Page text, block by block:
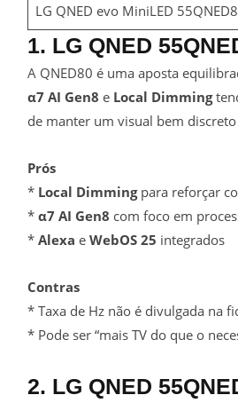
LG QNED evo MiniLED
1. LG QNED
A QNED80 é uma aposta
α7 AI Gen8 e Local Dimming
de manter um visual bem
Prós
* Local Dimmingpara reforçar
* α7 AI Gen8 com foco em
* Alexa e WebOS 25 integrados
Contras
* Taxa de Hz não é divulgada na
* Pode ser “mais TV do que o
2. LG QNED